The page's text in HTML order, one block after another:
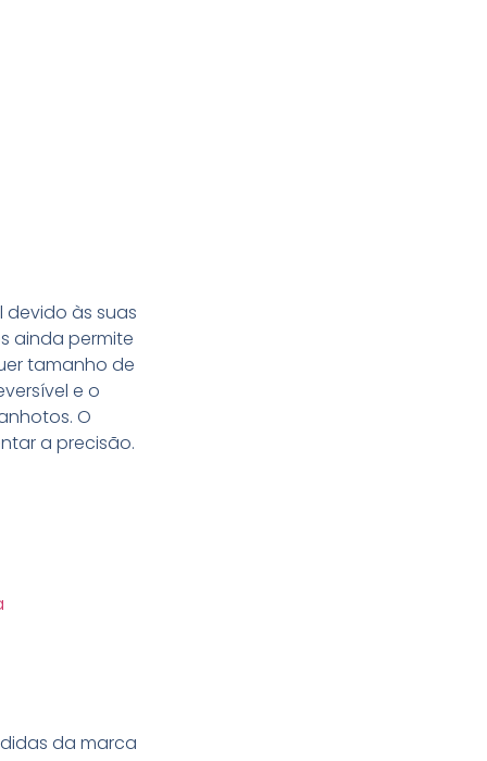
devido às suas
ainda permite
tamanho de
e o
O
a precisão.
da marca